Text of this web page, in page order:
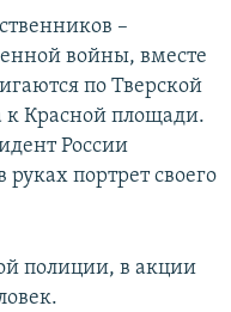
–
войны, вместе
по Тверской
к Красной площади.
России
портрет своего
полиции, в акции